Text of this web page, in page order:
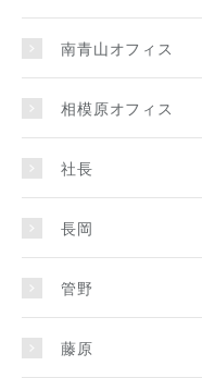
南青山オフィス
相模原オフィス
社長
長岡
管野
藤原